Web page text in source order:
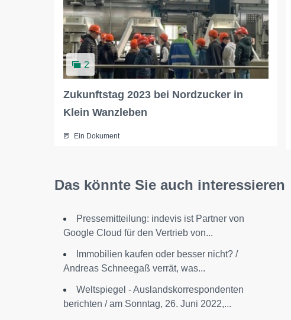
2
Zukunftstag 2023 bei Nordzucker in
Klein Wanzleben
Ein Dokument
Das könnte Sie auch interessieren
Pressemitteilung: indevis ist Partner von
Google Cloud für den Vertrieb von...
Immobilien kaufen oder besser nicht? /
Andreas Schneegaß verrät, was...
Weltspiegel - Auslandskorrespondenten
berichten / am Sonntag, 26. Juni 2022,...